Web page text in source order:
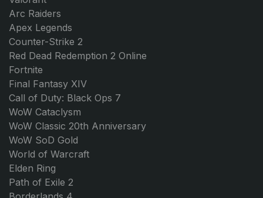
Arc Raiders
Apex Legends
Counter-Strike 2
Red Dead Redemption 2 Online
Fortnite
Final Fantasy XIV
Call of Duty: Black Ops 7
WoW Cataclysm
WoW Classic 20th Anniversary
WoW SoD Gold
World of Warcraft
Elden Ring
Path of Exile 2